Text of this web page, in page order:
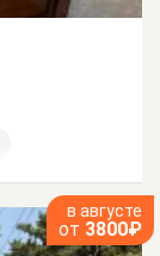
в августе
от 3800₽